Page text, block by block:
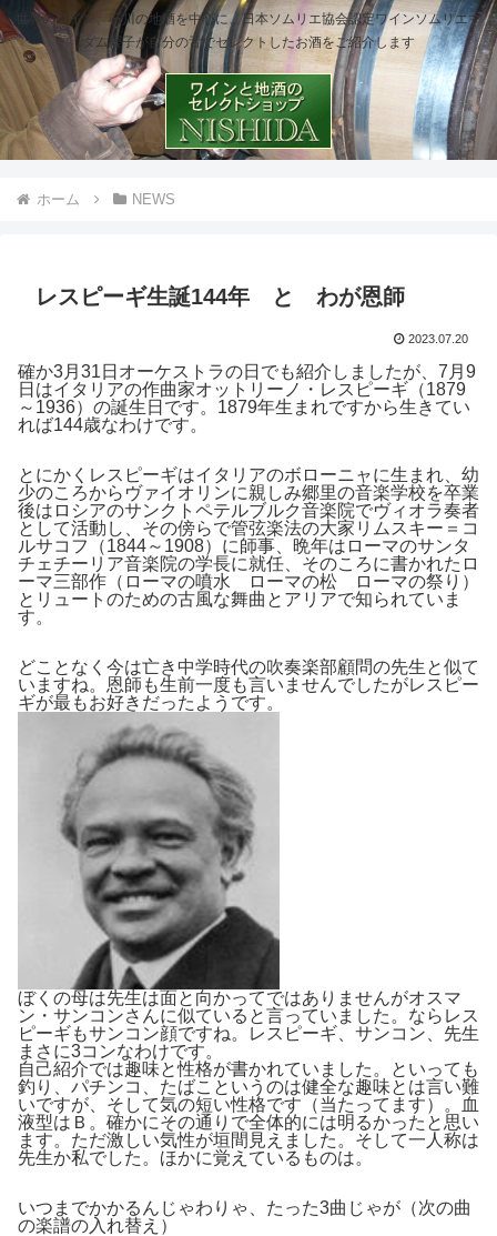
世界のワイン、石川の地酒を中心に、日本ソムリエ協会認定ワインソムリエマ
ダム櫻子が自分の舌でセレクトしたお酒をご紹介します
ホーム NEWS
レスピーギ生誕144年 と わが恩師
2023.07.20
確か3月31日オーケストラの日でも紹介しましたが、7月9
日はイタリアの作曲家オットリーノ・レスピーギ（1879
～1936）の誕生日です。1879年生まれですから生きてい
れば144歳なわけです。
とにかくレスピーギはイタリアのボローニャに生まれ、幼
少のころからヴァイオリンに親しみ郷里の音楽学校を卒業
後はロシアのサンクトペテルブルク音楽院でヴィオラ奏者
として活動し、その傍らで管弦楽法の大家リムスキー＝コ
ルサコフ（1844～1908）に師事、晩年はローマのサンタ
チェチーリア音楽院の学長に就任、そのころに書かれたロ
ーマ三部作（ローマの噴水 ローマの松 ローマの祭り）
とリュートのための古風な舞曲とアリアで知られていま
す。
どことなく今は亡き中学時代の吹奏楽部顧問の先生と似て
いますね。恩師も生前一度も言いませんでしたがレスピー
ギが最もお好きだったようです。
ぼくの母は先生は面と向かってではありませんがオスマ
ン・サンコンさんに似ていると言っていました。ならレス
ピーギもサンコン顔ですね。レスピーギ、サンコン、先生
まさに3コンなわけです。
自己紹介では趣味と性格が書かれていました。といっても
釣り、パチンコ、たばこというのは健全な趣味とは言い難
いですが、そして気の短い性格です（当たってます）。血
液型はＢ。確かにその通りで全体的には明るかったと思い
ます。ただ激しい気性が垣間見えました。そして一人称は
先生か私でした。ほかに覚えているものは。
いつまでかかるんじゃわりゃ、たった3曲じゃが（次の曲
の楽譜の入れ替え）